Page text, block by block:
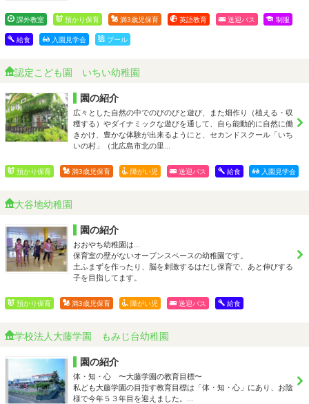
課外教室 預かり保育 満3歳児保育 英語教育 送迎バス 制服
給食 入園見学会 プール
認定こども園 いちい幼稚園
園の紹介
広々とした自然の中でのびのびと遊び、また畑作り（植える・収
穫する）やダイナミックな遊びを通して、自ら能動的に自然に働
きかけ、豊かな体験が出来るようにと、セカンドスクール「いち
いの村」（北広島市北の里…
預かり保育 満3歳児保育 障がい児 送迎バス 給食 入園見学会
大谷地幼稚園
園の紹介
おおやち幼稚園は…
保育室の壁がないオープンスペースの幼稚園です。
土ふまずを作ったり、脳を刺激するはだし保育で、あと伸びする
子を目指してます。
預かり保育 満3歳児保育 障がい児 送迎バス 給食
学校法人大藤学園 もみじ台幼稚園
園の紹介
体・知・心 〜大藤学園の教育目標〜
私ども大藤学園の目指す教育目標は「体・知・心」にあり、お陰
様で今年５３年目を迎えました。…